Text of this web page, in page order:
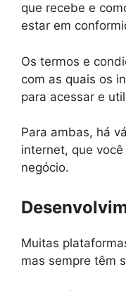
que recebe e
estar em
Os termos e
com as quais os
para acessar e
Para ambas, há
internet, que
negócio.
Muitas
mas sempre têm